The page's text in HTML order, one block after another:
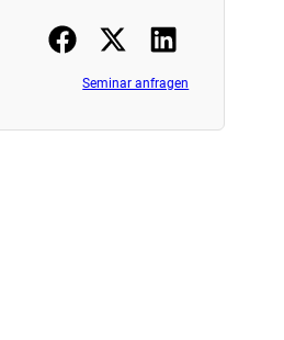
Seminar anfragen